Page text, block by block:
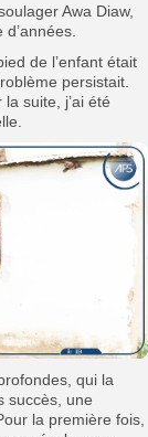
Awa Diaw,
de l’enfant était
persistait.
suite, j’ai été
qui la
succès, une
la première fois,